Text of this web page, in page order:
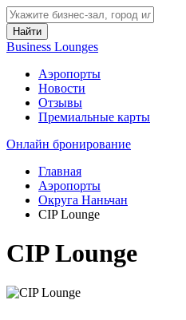
Найти
Business Lounges
Аэропорты
Новости
Отзывы
Премиальные карты
Онлайн бронирование
Главная
Аэропорты
Округа Наньчан
CIP Lounge
CIP Lounge